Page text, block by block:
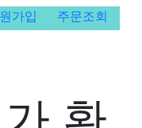
가입 주문조회